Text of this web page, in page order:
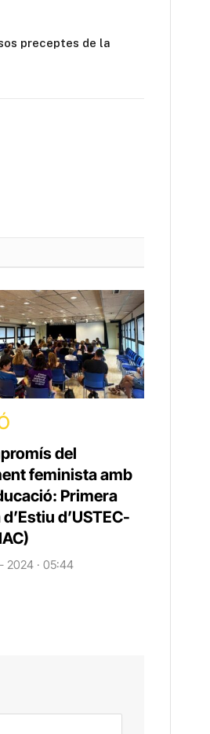
preceptes de la
del
feminista amb
Primera
d’USTEC-
2024 · 05:44